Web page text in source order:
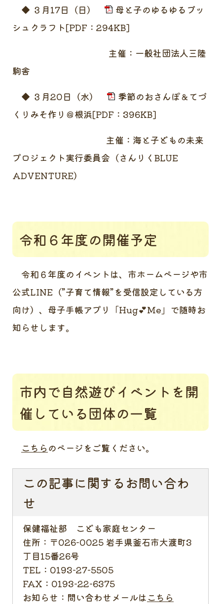
◆ ３月17日（日）
母と子のゆるゆるブッ
シュクラフト[PDF：294KB]
主催：一般社団法人三陸
駒舎
◆ ３月20日（水）
季節のおさんぽ＆てづ
くりみそ作り＠根浜[PDF：396KB]
主催：海と子どもの未来
プロジェクト実行委員会（さんりくBLUE
ADVENTURE）
令和６年度の開催予定
令和６年度のイベントは、市ホームページや市
公式LINE（”子育て情報”を受信設定している方
向け）、母子手帳アプリ「Hug💕Me」で随時お
知らせします。
市内で自然遊びイベントを開
催している団体の一覧
こちらのページをご覧ください。
この記事に関するお問い合わ
せ
保健福祉部 こども家庭センター
住所： 〒026-0025 岩手県釜石市大渡町3
丁目15番26号
TEL： 0193-27-5505
FAX： 0193-22-6375
お知らせ： 問い合わせメールはこちら